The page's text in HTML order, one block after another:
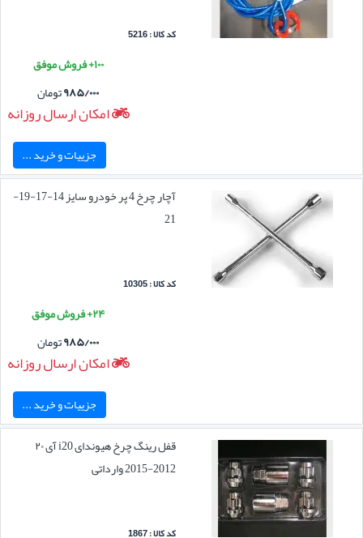
کد کالا : 5216
۱۰۰+ فروش موفق
۹۸۵/۰۰۰تومان
امکان ارسال روزانه
جزییات و خرید ...
آچار چرخ 4 پر خودرو سایز 14-17-19-
21
کد کالا : 10305
۲۴+ فروش موفق
۹۸۵/۰۰۰تومان
امکان ارسال روزانه
جزییات و خرید ...
قفل رینگ چرخ هیوندای i20 آی ۲۰
2012-2015 وارداتی
کد کالا : 1867